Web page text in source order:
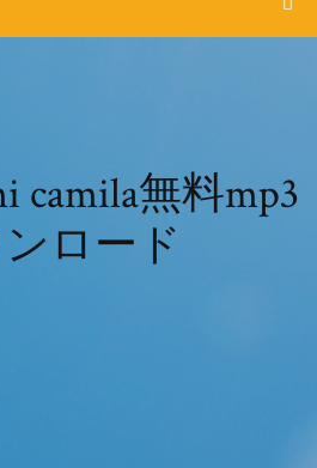
camila無料mp3
ロード